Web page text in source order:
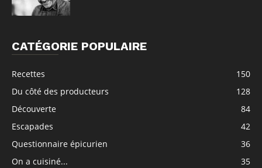
CATÉGORIE POPULAIRE
Recettes
150
Du côté des producteurs
128
Découverte
84
Escapades
42
Questionnaire épicurien
36
On a cuisiné...
35